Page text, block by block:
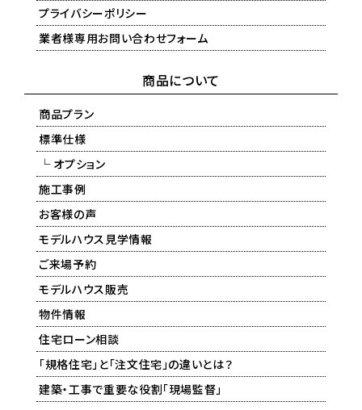
プライバシーポリシー
業者様専用お問い合わせフォーム
商品について
商品プラン
標準仕様
└ オプション
施工事例
お客様の声
モデルハウス見学情報
ご来場予約
モデルハウス販売
物件情報
住宅ローン相談
「規格住宅」と「注文住宅」の違いとは？
建築・工事で重要な役割「現場監督」